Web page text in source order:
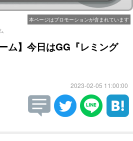
本ページはプロモーションが含まれています
ム】今日はGG『レミング
2023-02-05 11:00:00